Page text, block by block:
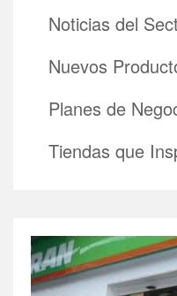
Noticias del
Nuevos
Planes de
Tiendas que